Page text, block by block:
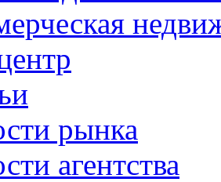
рынка
агентства